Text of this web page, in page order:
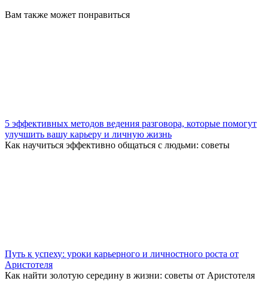
Вам также может понравиться
5 эффективных методов ведения разговора, которые помогут
улучшить вашу карьеру и личную жизнь
Как научиться эффективно общаться с людьми: советы
Путь к успеху: уроки карьерного и личностного роста от
Аристотеля
Как найти золотую середину в жизни: советы от Аристотеля